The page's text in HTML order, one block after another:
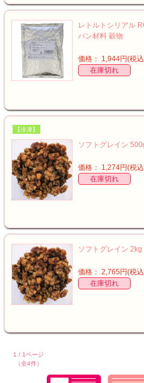
レトルトシリアル
パン材料 穀物
価格： 1,944円(税
在庫切れ
【冷凍】
ソフトグレイン
価格： 1,274円(税
在庫切れ
ソフトグレイン 2kg
価格： 2,765円(税
在庫切れ
1 / 1ページ
（全4件）